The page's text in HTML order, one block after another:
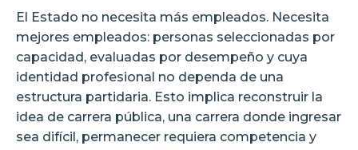
El Estado no necesita más empleados. Necesita
mejores empleados: personas seleccionadas por
capacidad, evaluadas por desempeño y cuya
identidad profesional no dependa de una
estructura partidaria. Esto implica reconstruir la
idea de carrera pública, una carrera donde ingresar
sea difícil, permanecer requiera competencia y